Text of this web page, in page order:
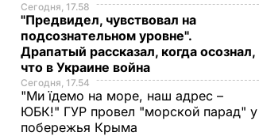
Сегодня, 17.58
"Предвидел, чувствовал на
подсознательном уровне".
Драпатый рассказал, когда осознал,
что в Украине война
Сегодня, 17.54
"Ми їдемо на море, наш адрес –
ЮБК!" ГУР провел "морской парад" у
побережья Крыма